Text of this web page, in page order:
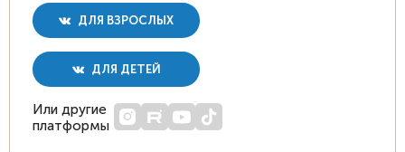
ДЛЯ ВЗРОСЛЫХ
ДЛЯ ДЕТЕЙ
Или другие
платформы